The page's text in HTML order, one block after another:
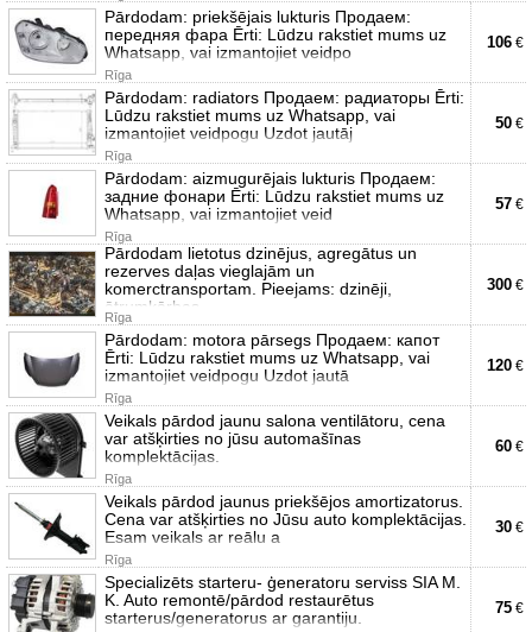
Pārdodam: priekšējais lukturis Продаем:
передняя фара Ērti: Lūdzu rakstiet mums uz
Whatsapp, vai izmantojiet veidpo
Rīga
106 €
Pārdodam: radiators Продаем: радиаторы Ērti:
Lūdzu rakstiet mums uz Whatsapp, vai
izmantojiet veidpogu Uzdot jautāj
Rīga
50 €
Pārdodam: aizmugurējais lukturis Продаем:
задние фонари Ērti: Lūdzu rakstiet mums uz
Whatsapp, vai izmantojiet veid
Rīga
57 €
Pārdodam lietotus dzinējus, agregātus un
rezerves daļas vieglajām un
komerctransportam. Pieejams: dzinēji,
ātrumkārbas,
Rīga
300 €
Pārdodam: motora pārsegs Продаем: капот
Ērti: Lūdzu rakstiet mums uz Whatsapp, vai
izmantojiet veidpogu Uzdot jautā
Rīga
120 €
Veikals pārdod jaunu salona ventilātoru, cena
var atšķirties no jūsu automašīnas
komplektācijas.
Rīga
60 €
Veikals pārdod jaunus priekšējos amortizatorus.
Cena var atšķirties no Jūsu auto komplektācijas.
Esam veikals ar reālu a
Rīga
30 €
Specializēts starteru- ģeneratoru serviss SIA M.
K. Auto remontē/pārdod restaurētus
starterus/generatorus ar garantiju.
75 €